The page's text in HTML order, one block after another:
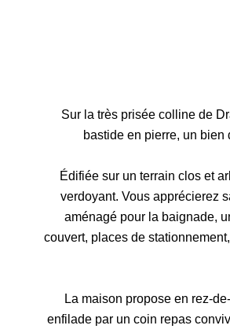
Sur la très prisée colline de
bastide en pierre, un bien
Édifiée sur un terrain clos et
verdoyant. Vous apprécierez
aménagé pour la baignade,
couvert, places de
La maison propose en rez-
enfilade par un coin repas